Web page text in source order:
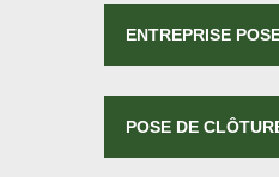
ENTREPRISE
POSE DE